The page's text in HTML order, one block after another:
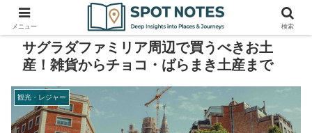
サグラダファミリア周辺で買うべきお土
産！雑貨からチョコ・ばらまき土産まで
観光・レジャー
メニュー 検索